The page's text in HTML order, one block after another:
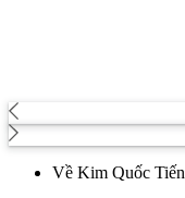
Về Kim Quốc Tiến